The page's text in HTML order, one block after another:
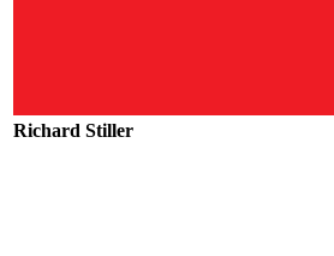
Richard Stiller